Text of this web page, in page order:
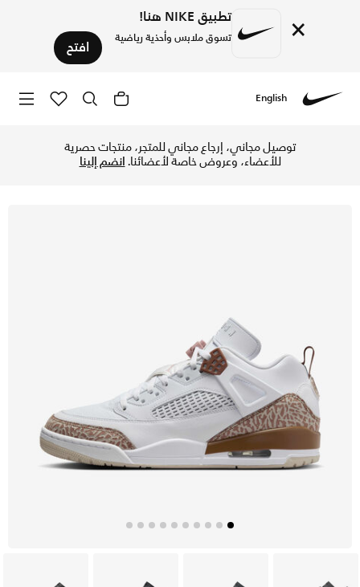
× تطبيق NIKE هنا!
تسوق ملابس وأحذية رياضية افتح
English
توصيل مجاني، إرجاع مجاني للمتجر، منتجات حصرية
للأعضاء، وعروض خاصة لأعضائنا.انضم إلينا